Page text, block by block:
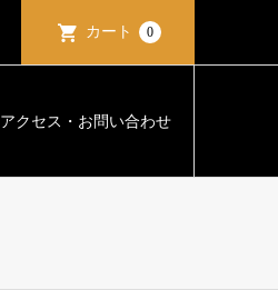
カート 0
アクセス・お問い合わせ